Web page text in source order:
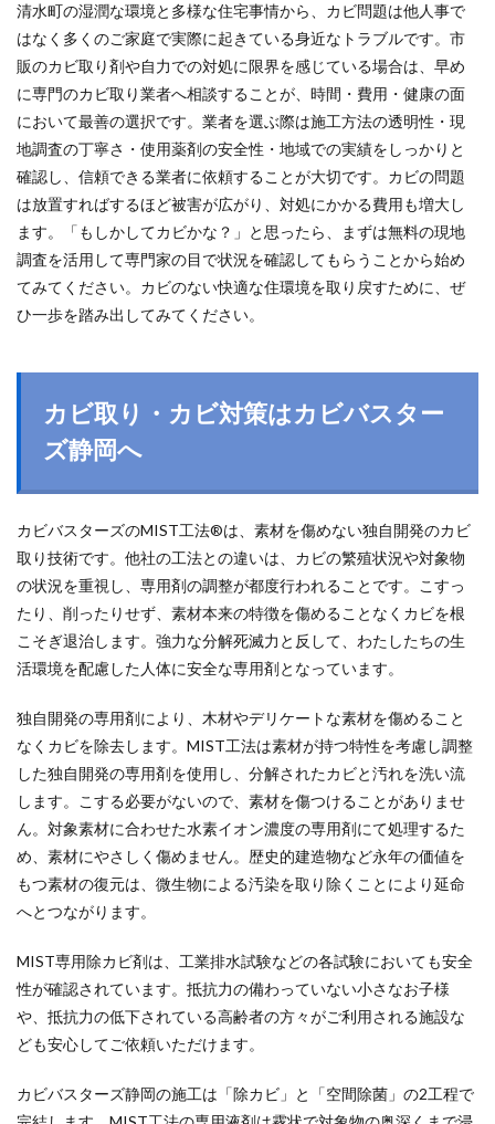
清水町の湿潤な環境と多様な住宅事情から、カビ問題は他人事で
はなく多くのご家庭で実際に起きている身近なトラブルです。市
販のカビ取り剤や自力での対処に限界を感じている場合は、早め
に専門のカビ取り業者へ相談することが、時間・費用・健康の面
において最善の選択です。業者を選ぶ際は施工方法の透明性・現
地調査の丁寧さ・使用薬剤の安全性・地域での実績をしっかりと
確認し、信頼できる業者に依頼することが大切です。カビの問題
は放置すればするほど被害が広がり、対処にかかる費用も増大し
ます。「もしかしてカビかな？」と思ったら、まずは無料の現地
調査を活用して専門家の目で状況を確認してもらうことから始め
てみてください。カビのない快適な住環境を取り戻すために、ぜ
ひ一歩を踏み出してみてください。
カビ取り・カビ対策はカビバスター
ズ静岡へ
カビバスターズのMIST工法®は、素材を傷めない独自開発のカビ
取り技術です。他社の工法との違いは、カビの繁殖状況や対象物
の状況を重視し、専用剤の調整が都度行われることです。こすっ
たり、削ったりせず、素材本来の特徴を傷めることなくカビを根
こそぎ退治します。強力な分解死滅力と反して、わたしたちの生
活環境を配慮した人体に安全な専用剤となっています。
独自開発の専用剤により、木材やデリケートな素材を傷めること
なくカビを除去します。MIST工法は素材が持つ特性を考慮し調整
した独自開発の専用剤を使用し、分解されたカビと汚れを洗い流
します。こする必要がないので、素材を傷つけることがありませ
ん。対象素材に合わせた水素イオン濃度の専用剤にて処理するた
め、素材にやさしく傷めません。歴史的建造物など永年の価値を
もつ素材の復元は、微生物による汚染を取り除くことにより延命
へとつながります。
MIST専用除カビ剤は、工業排水試験などの各試験においても安全
性が確認されています。抵抗力の備わっていない小さなお子様
や、抵抗力の低下されている高齢者の方々がご利用される施設な
ども安心してご依頼いただけます。
カビバスターズ静岡の施工は「除カビ」と「空間除菌」の2工程で